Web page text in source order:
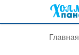
Главная